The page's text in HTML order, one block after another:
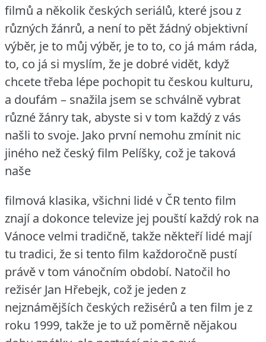
filmů a několik českých seriálů, které jsou z
různých žánrů, a není to pět žádný objektivní
výběr, je to můj výběr, je to to, co já mám ráda,
to, co já si myslím, že je dobré vidět, když
chcete třeba lépe pochopit tu českou kulturu,
a doufám – snažila jsem se schválně vybrat
různé žánry tak, abyste si v tom každý z vás
našli to svoje. Jako první nemohu zmínit nic
jiného než český film Pelíšky, což je taková
naše
filmová klasika, všichni lidé v ČR tento film
znají a dokonce televize jej pouští každý rok na
Vánoce velmi tradičně, takže někteří lidé mají
tu tradici, že si tento film každoročně pustí
právě v tom vánočním období. Natočil ho
režisér Jan Hřebejk, což je jeden z
nejznámějších českých režisérů a ten film je z
roku 1999, takže je to už poměrně nějakou